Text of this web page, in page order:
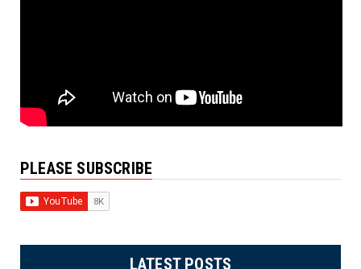
PLEASE SUBSCRIBE
LATEST POSTS